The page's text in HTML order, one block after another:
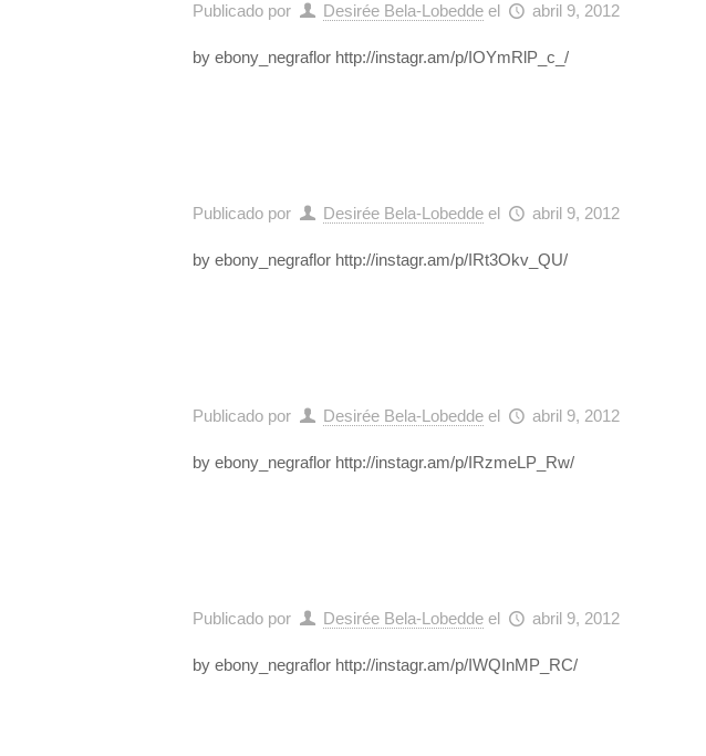
Publicado por Desirée Bela-Lobedde el abril 9, 2012
by ebony_negraflor http://instagr.am/p/IOYmRlP_c_/
Publicado por Desirée Bela-Lobedde el abril 9, 2012
by ebony_negraflor http://instagr.am/p/IRt3Okv_QU/
Publicado por Desirée Bela-Lobedde el abril 9, 2012
by ebony_negraflor http://instagr.am/p/IRzmeLP_Rw/
Publicado por Desirée Bela-Lobedde el abril 9, 2012
by ebony_negraflor http://instagr.am/p/IWQInMP_RC/